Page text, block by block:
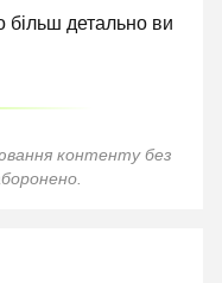
детально ви
контенту без